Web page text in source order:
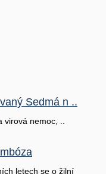
Sedmá n ..
nemoc, ..
letech se o žilní